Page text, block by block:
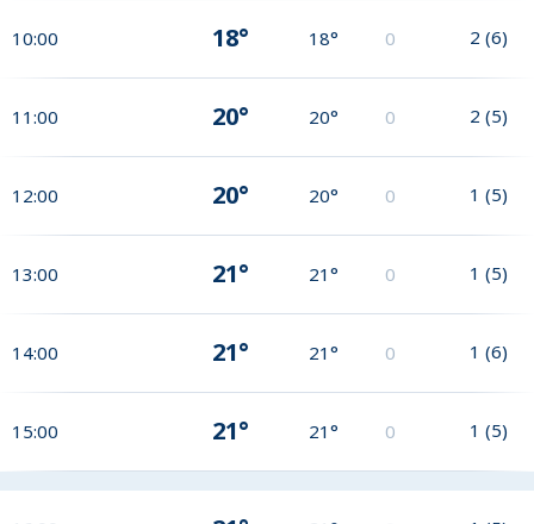
10:00 18° 18° 0 2 (6)
11:00 20° 20° 0 2 (5)
12:00 20° 20° 0 1 (5)
13:00 21° 21° 0 1 (5)
14:00 21° 21° 0 1 (6)
15:00 21° 21° 0 1 (5)